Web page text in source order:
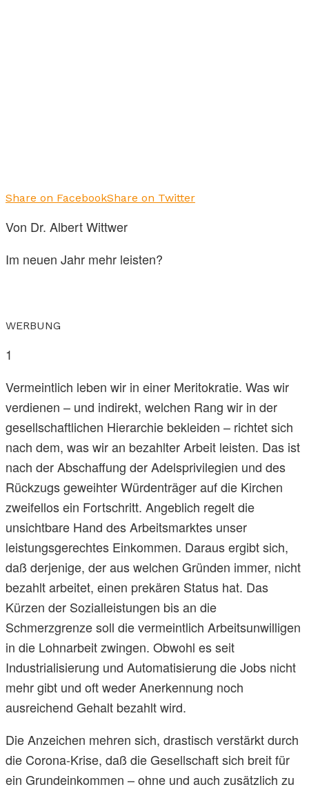
Share on FacebookShare on Twitter
Von Dr. Albert Wittwer
Im neuen Jahr mehr leisten?
WERBUNG
1
Vermeintlich leben wir in einer Meritokratie. Was wir
verdienen – und indirekt, welchen Rang wir in der
gesellschaftlichen Hierarchie bekleiden – richtet sich
nach dem, was wir an bezahlter Arbeit leisten. Das ist
nach der Abschaffung der Adelsprivilegien und des
Rückzugs geweihter Würdenträger auf die Kirchen
zweifellos ein Fortschritt. Angeblich regelt die
unsichtbare Hand des Arbeitsmarktes unser
leistungsgerechtes Einkommen. Daraus ergibt sich,
daß derjenige, der aus welchen Gründen immer, nicht
bezahlt arbeitet, einen prekären Status hat. Das
Kürzen der Sozialleistungen bis an die
Schmerzgrenze soll die vermeintlich Arbeitsunwilligen
in die Lohnarbeit zwingen. Obwohl es seit
Industrialisierung und Automatisierung die Jobs nicht
mehr gibt und oft weder Anerkennung noch
ausreichend Gehalt bezahlt wird.
Die Anzeichen mehren sich, drastisch verstärkt durch
die Corona-Krise, daß die Gesellschaft sich breit für
ein Grundeinkommen – ohne und auch zusätzlich zu